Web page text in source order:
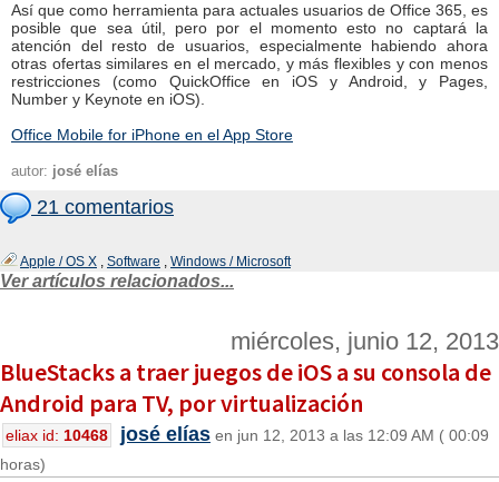
Así que como herramienta para actuales usuarios de Office 365, es
posible que sea útil, pero por el momento esto no captará la
atención del resto de usuarios, especialmente habiendo ahora
otras ofertas similares en el mercado, y más flexibles y con menos
restricciones (como QuickOffice en iOS y Android, y Pages,
Number y Keynote en iOS).
Office Mobile for iPhone en el App Store
autor: josé elías
21 comentarios
Apple / OS X , Software , Windows / Microsoft
Ver artículos relacionados...
miércoles, junio 12, 2013
BlueStacks a traer juegos de iOS a su consola de
Android para TV, por virtualización
eliax id: 10468 josé elías en jun 12, 2013 a las 12:09 AM ( 00:09
horas)